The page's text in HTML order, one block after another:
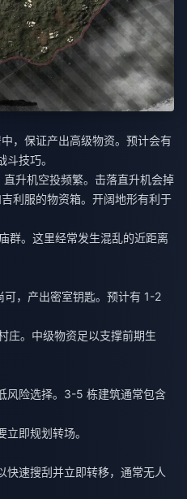
，保证产出高级物资。预计会有
技巧。
直升机空投频繁。击落直升机会掉
利服的物资箱。开阔地形有利于
群。这里经常发生混乱的近距离
可，产出密室钥匙。预计有 1-2
庄。中级物资足以支撑前期生
风险选择。3-5 栋建筑通常包含
即规划转场。
快速搜刮并立即转移，通常无人